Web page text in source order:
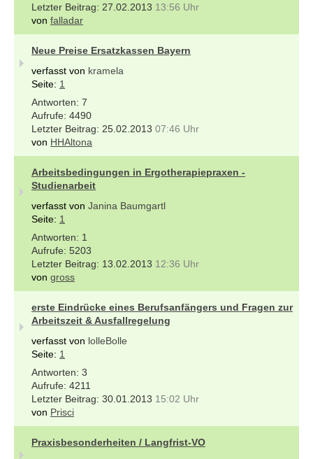
27.02.2013 13:56 Uhr
von falladar
Neue Preise Ersatzkassen Bayern
verfasst von kramela
Seite: 1
7
4490
25.02.2013 07:46 Uhr
von HHAltona
Arbeitsbedingungen in Ergotherapiepraxen -
Studienarbeit
verfasst von Janina Baumgartl
Seite: 1
1
5203
13.02.2013 12:36 Uhr
von gross
erste Eindrücke eines Berufsanfängers und Fragen zur
Arbeitszeit & Ausfallregelung
verfasst von lolleBolle
Seite: 1
3
4211
30.01.2013 15:02 Uhr
von Prisci
Praxisbesonderheiten / Langfrist-VO